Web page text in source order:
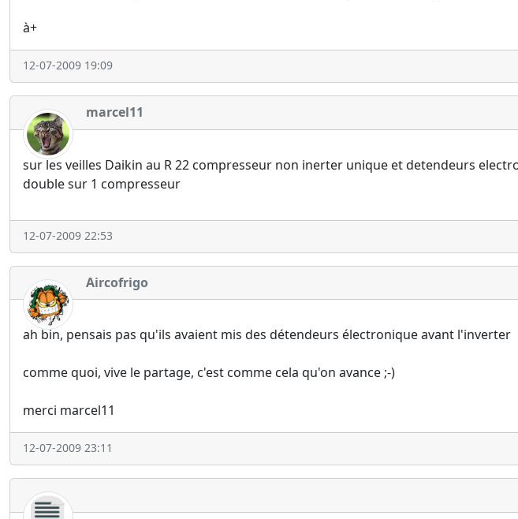
à+
12-07-2009 19:09
marcel11
sur les veilles Daikin au R 22 compresseur non inerter unique et detendeurs
double sur 1 compresseur
12-07-2009 22:53
Aircofrigo
ah bin, pensais pas qu'ils avaient mis des détendeurs électronique avant l'inverter
comme quoi, vive le partage, c'est comme cela qu'on avance ;-)
merci marcel11
12-07-2009 23:11